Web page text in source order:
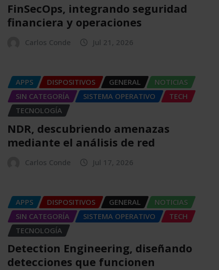
FinSecOps, integrando seguridad
financiera y operaciones
Carlos Conde Jul 21, 2026
APPS DISPOSITIVOS GENERAL
NOTICIAS
SIN CATEGORÍA
SISTEMA OPERATIVO
TECH
TECNOLOGÍA
NDR, descubriendo amenazas
mediante el análisis de red
Carlos Conde Jul 17, 2026
APPS DISPOSITIVOS GENERAL
NOTICIAS
SIN CATEGORÍA
SISTEMA OPERATIVO
TECH
TECNOLOGÍA
Detection Engineering, diseñando
detecciones que funcionen